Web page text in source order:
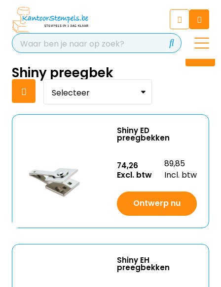
Chat 24/7 met onze chatbot
voor hulp
Contact
Shiny preegbek
Shiny ED
preegbekken
74,26
Excl. btw
89,85
Incl. btw
Ontwerp nu
Shiny EH
preegbekken